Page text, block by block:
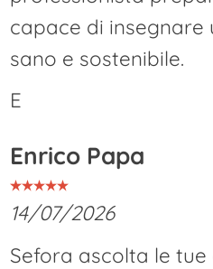
capace di insegnare
sano e sostenibile.
E
Enrico Papa
14/07/2026
Sefora ascolta le tue